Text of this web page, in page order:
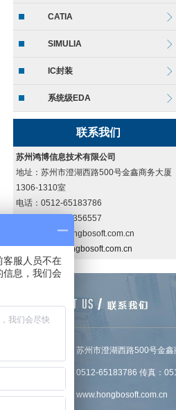
CATIA
SIMULIA
IC封装
系统级EDA
联系我们
苏州鸿博信息技术有限公司
地址：苏州市澄湖西路500号金鑫商务大厦
1306-1310室
电话：0512-65183786
传真：0512-66356557
邮箱：info@hongbosoft.com.cn
网址：www.hongbosoft.com.cn
地址：苏州市澄湖西路500号金
1306-1314室
电话：0512-65183786 传真：
网址： www.hongbosoft.com.cn
客服人员不在
信息，我们会